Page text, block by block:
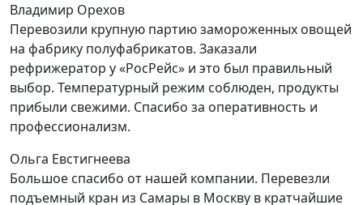
Владимир Орехов
Перевозили крупную партию замороженных овощей
на фабрику полуфабрикатов. Заказали
рефрижератор у «РосРейс» и это был правильный
выбор. Температурный режим соблюден, продукты
прибыли свежими. Спасибо за оперативность и
профессионализм.
Ольга Евстигнеева
Большое спасибо от нашей компании. Перевезли
подъемный кран из Самары в Москву в кратчайшие